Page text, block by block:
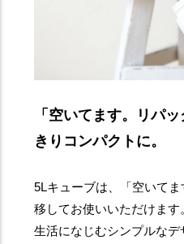
「空いてます。リパ
きりコンパクトに。
5Lキューブは、「空いて
移してお使いいただけます
生活になじむシンプルな